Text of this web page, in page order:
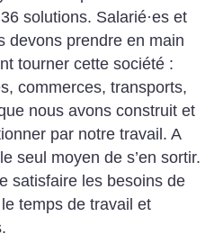
solutions. Salarié·es et
devons prendre en main
tourner cette société :
commerces, transports,
nous avons construit et
par notre travail. A
seul moyen de s’en sortir.
satisfaire les besoins de
temps de travail et